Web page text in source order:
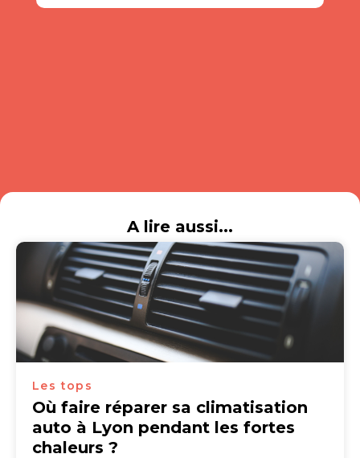
A lire aussi...
Les tops
Où faire réparer sa climatisation
auto à Lyon pendant les fortes
chaleurs ?